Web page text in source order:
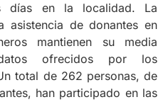
días en la localidad. La
asistencia de donantes en
mantienen su media
ofrecidos por los
total de 262 personas, de
han participado en las